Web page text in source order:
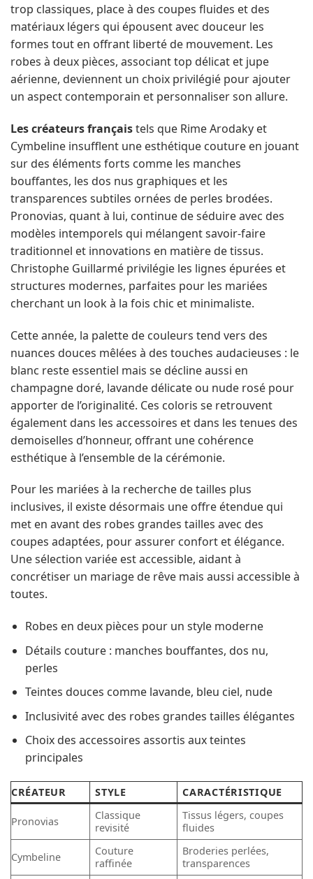
trop classiques, place à des coupes fluides et des
matériaux légers qui épousent avec douceur les
formes tout en offrant liberté de mouvement. Les
robes à deux pièces, associant top délicat et jupe
aérienne, deviennent un choix privilégié pour ajouter
un aspect contemporain et personnaliser son allure.
Les créateurs françaistels que Rime Arodaky et
Cymbeline insufflent une esthétique couture en jouant
sur des éléments forts comme les manches
bouffantes, les dos nus graphiques et les
transparences subtiles ornées de perles brodées.
Pronovias, quant à lui, continue de séduire avec des
modèles intemporels qui mélangent savoir-faire
traditionnel et innovations en matière de tissus.
Christophe Guillarmé privilégie les lignes épurées et
structures modernes, parfaites pour les mariées
cherchant un look à la fois chic et minimaliste.
Cette année, la palette de couleurs tend vers des
nuances douces mêlées à des touches audacieuses : le
blanc reste essentiel mais se décline aussi en
champagne doré, lavande délicate ou nude rosé pour
apporter de l’originalité. Ces coloris se retrouvent
également dans les accessoires et dans les tenues des
demoiselles d’honneur, offrant une cohérence
esthétique à l’ensemble de la cérémonie.
Pour les mariées à la recherche de tailles plus
inclusives, il existe désormais une offre étendue qui
met en avant des robes grandes tailles avec des
coupes adaptées, pour assurer confort et élégance.
Une sélection variée est accessible, aidant à
concrétiser un mariage de rêve mais aussi accessible à
toutes.
Robes en deux pièces pour un style moderne
Détails couture : manches bouffantes, dos nu,
perles
Teintes douces comme lavande, bleu ciel, nude
Inclusivité avec des robes grandes tailles élégantes
Choix des accessoires assortis aux teintes
principales
CRÉATEUR STYLE CARACTÉRISTIQUE
Pronovias
Classique
revisité
Tissus légers, coupes
fluides
Cymbeline
Couture
raffinée
Broderies perlées,
transparences